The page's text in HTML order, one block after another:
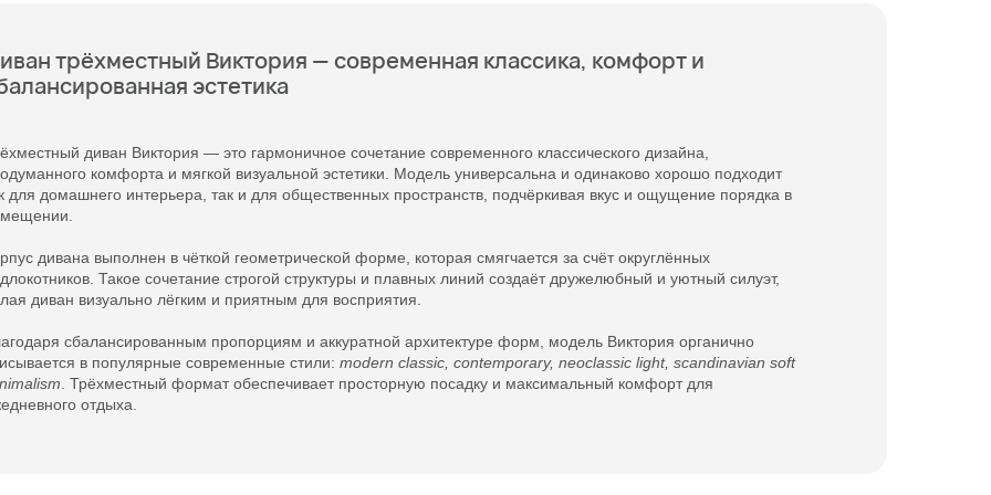
Нажимая кнопку "Отправить" вы соглашаетесь на обработку
двухместный Виктория на низких ножках — современная классика,
и сбалансированная эстетика
четырёхместный Вест с двумя подлокотниками — современный
масштаб и комфорт
четырёхместный Вест с двумя подлокотниками — современный
масштаб и комфорт
трёхместный Виктория — современная классика, комфорт и
эстетика
двухместный Виктория на низких ножках — современная классика,
и сбалансированная эстетика
четырёхместный Вест с двумя подлокотниками — современный
масштаб и комфорт
четырёхместный Вест с двумя подлокотниками — современный
масштаб и комфорт
трёхместный Виктория — современная классика, комфорт и
эстетика
диван Виктория — это гармоничное сочетание современного классического дизайна,
комфорта и мягкой визуальной эстетики. Модель универсальна и одинаково хорошо подходит
для домашнего интерьера, так и для общественных пространств, подчёркивая вкус и ощущение порядка в
дивана выполнен в чёткой геометрической форме, которая смягчается за счёт округлённых
Такое сочетание строгой структуры и плавных линий создаёт дружелюбный и уютный силуэт,
диван визуально лёгким и приятным для восприятия.
сбалансированным пропорциям и аккуратной архитектуре форм, модель Виктория органично
в популярные современные стили: modern classic, contemporary, neoclassic light, scandinavian soft
. Трёхместный формат обеспечивает просторную посадку и максимальный комфорт для
отдыха.